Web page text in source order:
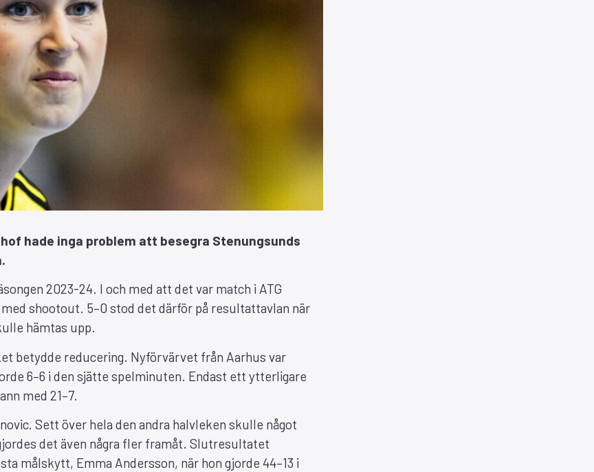
hade inga problem att besegra Stenungsunds
2023-24. I och med att det var match i ATG
shootout. 5–0 stod det därför på resultattavlan när
hämtas upp.
betydde reducering. Nyförvärvet från Aarhus var
6–6 i den sjätte spelminuten. Endast ett ytterligare
med 21–7.
Sett över hela den andra halvleken skulle något
det även några fler framåt. Slutresultatet
målskytt, Emma Andersson, när hon gjorde 44–13 i